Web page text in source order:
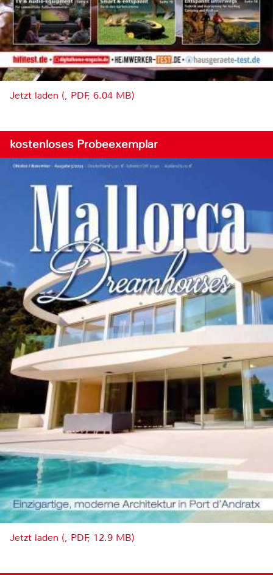
Jetzt laden (, PDF, 6.04 MB)
kostenloses Probeexemplar
Jetzt laden (, PDF, 12.9 MB)